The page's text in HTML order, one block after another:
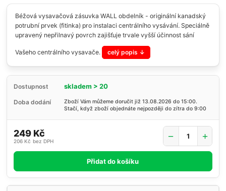
Béžová vysavačová zásuvka WALL obdelník - originální kanadský
potrubní prvek (fitinka) pro instalaci centrálního vysávání. Speciálně
upravený nepřilnavý povrch zajišťuje trvale vyšší účinnost sání
Vašeho centrálního vysavače. celý popis
Dostupnost skladem > 20
Doba dodání
Zboží Vám můžeme doručit již 13.08.2026 do 15:00.
Stačí, když zboží objednáte nejpozději do zítra do 9:00
249 Kč
206 Kč bez DPH
Přidat do košíku